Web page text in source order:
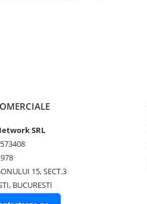
SRL
15, SECT.3
BUCURESTI